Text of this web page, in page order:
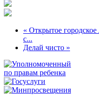
« Открытое
с...
Делай чисто »